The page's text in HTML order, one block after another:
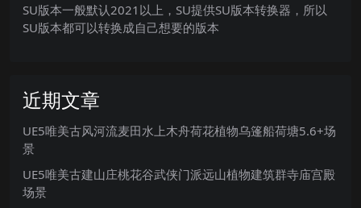
SU版本一般默认2021以上，SU提供SU版本转换器，所以
SU版本都可以转换成自己想要的版本
近期文章
UE5唯美古风河流麦田水上木舟荷花植物乌篷船荷塘5.6+场
景
UE5唯美古建山庄桃花谷武侠门派远山植物建筑群寺庙宫殿
场景